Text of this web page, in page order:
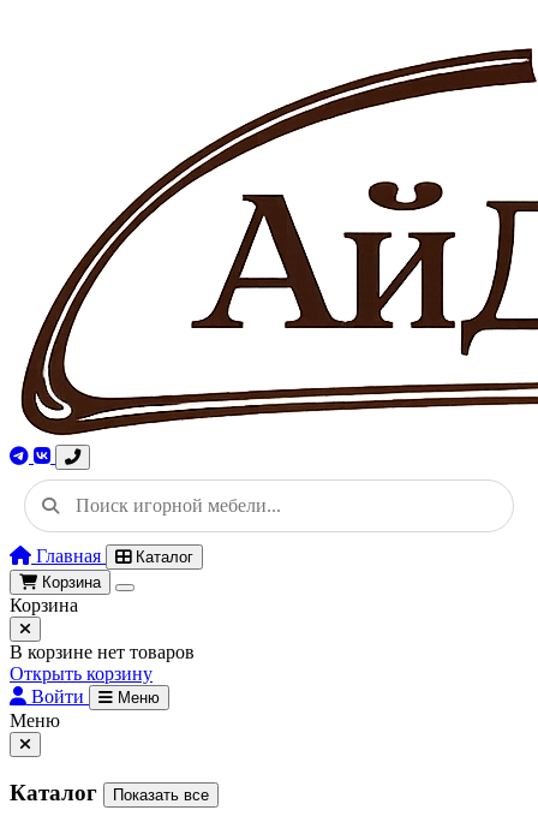
Главная
Каталог
Корзина
Корзина
В корзине нет товаров
Открыть корзину
Войти
Меню
Меню
Каталог Показать все